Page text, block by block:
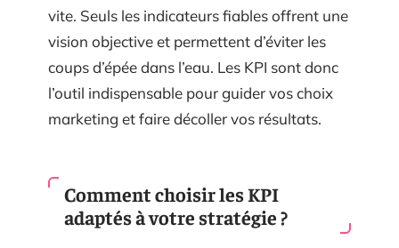
vite. Seuls les indicateurs fiables offrent une
vision objective et permettent d’éviter les
coups d’épée dans l’eau. Les KPI sont donc
l’outil indispensable pour guider vos choix
marketing et faire décoller vos résultats.
Comment choisir les KPI
adaptés à votre stratégie ?